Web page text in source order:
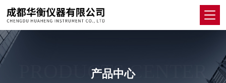
PRODUCTS CENTER
产品中心